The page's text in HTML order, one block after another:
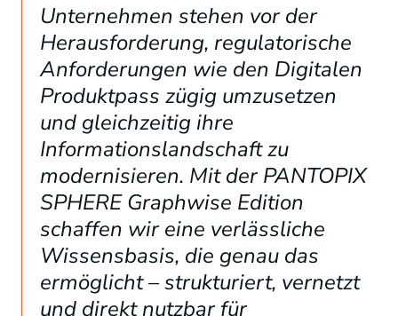
Unternehmen stehen vor der
Herausforderung, regulatorische
Anforderungen wie den Digitalen
Produktpass zügig umzusetzen
und gleichzeitig ihre
Informationslandschaft zu
modernisieren. Mit der PANTOPIX
SPHERE Graphwise Edition
schaffen wir eine verlässliche
Wissensbasis, die genau das
ermöglicht – strukturiert, vernetzt
und direkt nutzbar für